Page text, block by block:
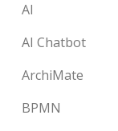
AI
AI Chatbot
ArchiMate
BPMN